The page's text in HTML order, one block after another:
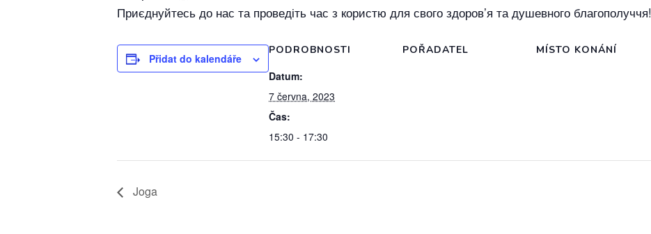
Приєднуйтесь до нас та проведіть час з користю для свого здоров’я та душевного благополуччя!
Přidat do kalendáře
PODROBNOSTI
Datum:
7 června, 2023
Čas:
15:30 - 17:30
POŘADATEL MÍSTO KONÁNÍ
Joga